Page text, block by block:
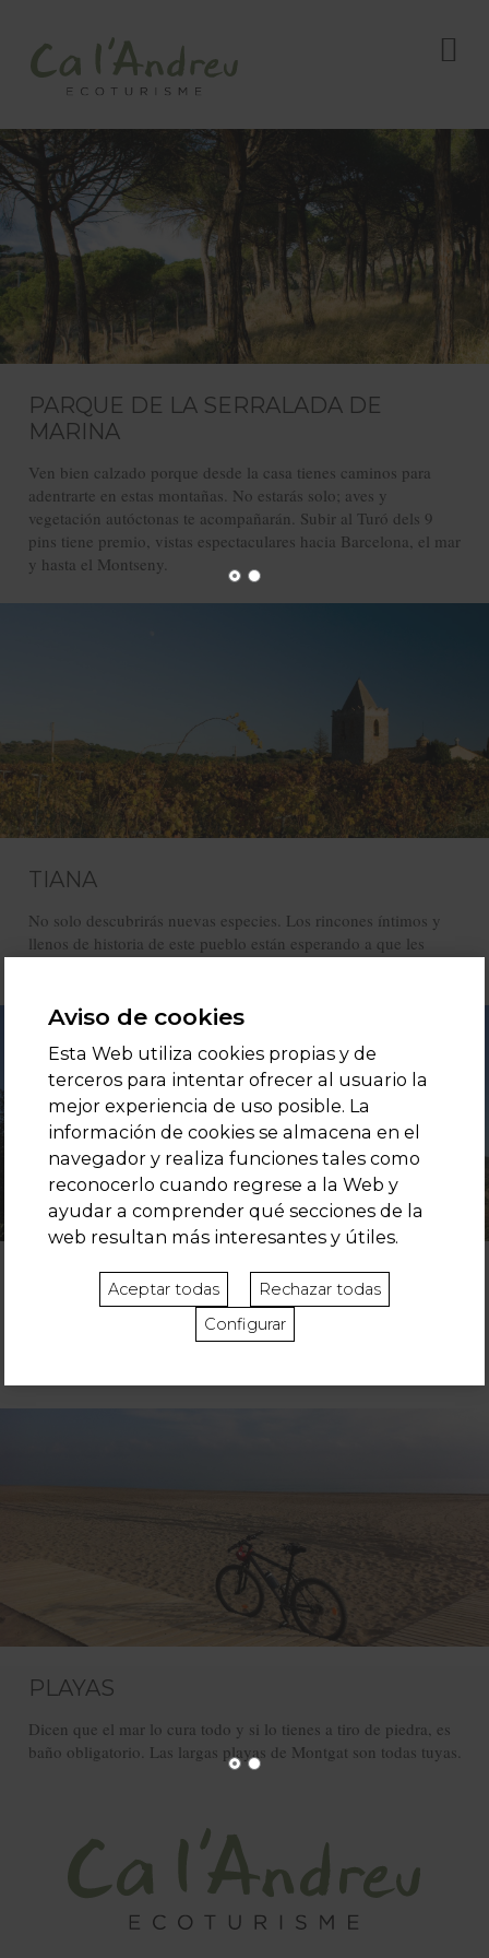
PARQUE DE LA SERRALADA DE
MARINA
Ven bien calzado porque desde la casa tienes caminos para
adentrarte en estas montañas. No estarás solo; aves y
vegetación autóctonas te acompañarán. Subir al Turó dels 9
pins tiene premio, vistas espectaculares hacia Barcelona, el mar
y hasta el Montseny.
TIANA
No solo descubrirás nuevas especies. Los rincones íntimos y
llenos de historia de este pueblo están esperando a que les
BARCELONA
Aunque seas muy eco, todos tenemos nuestro lado city. 20
minutos te separan de las mejores tiendas, restaurantes y ocio.
PLAYAS
Dicen que el mar lo cura todo y si lo tienes a tiro de piedra, es
baño obligatorio. Las largas playas de Montgat son todas tuyas.
Aviso de cookies
Esta Web utiliza cookies propias y de
terceros para intentar ofrecer al usuario la
mejor experiencia de uso posible. La
información de cookies se almacena en el
navegador y realiza funciones tales como
reconocerlo cuando regrese a la Web y
ayudar a comprender qué secciones de la
web resultan más interesantes y útiles.
Aceptar todas
Rechazar todas
Configurar